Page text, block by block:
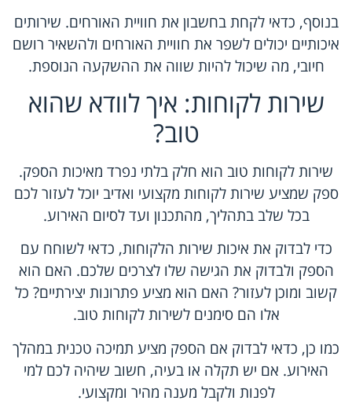
בנוסף, כדאי לקחת בחשבון את חוויית האורחים. שירותים
איכותיים יכולים לשפר את חוויית האורחים ולהשאיר רושם
חיובי, מה שיכול להיות שווה את ההשקעה הנוספת.
שירות לקוחות: איך לוודא שהוא
טוב?
שירות לקוחות טוב הוא חלק בלתי נפרד מאיכות הספק.
ספק שמציע שירות לקוחות מקצועי ואדיב יוכל לעזור לכם
בכל שלב בתהליך, מהתכנון ועד לסיום האירוע.
כדי לבדוק את איכות שירות הלקוחות, כדאי לשוחח עם
הספק ולבדוק את הגישה שלו לצרכים שלכם. האם הוא
קשוב ומוכן לעזור? האם הוא מציע פתרונות יצירתיים? כל
אלו הם סימנים לשירות לקוחות טוב.
כמו כן, כדאי לבדוק אם הספק מציע תמיכה טכנית במהלך
האירוע. אם יש תקלה או בעיה, חשוב שיהיה לכם למי
לפנות ולקבל מענה מהיר ומקצועי.